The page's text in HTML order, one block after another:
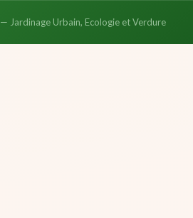
— Jardinage Urbain, Ecologie et Verdure